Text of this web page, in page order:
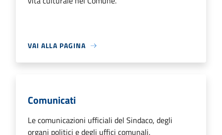
VAI ALLA PAGINA
Comunicati
Le comunicazioni ufficiali del Sindaco, degli
organi politici e degli uffici comunali.